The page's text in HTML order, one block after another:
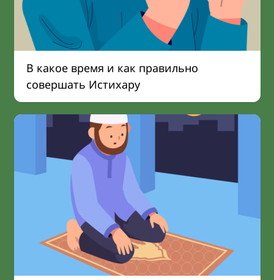
В какое время и как правильно
совершать Истихару